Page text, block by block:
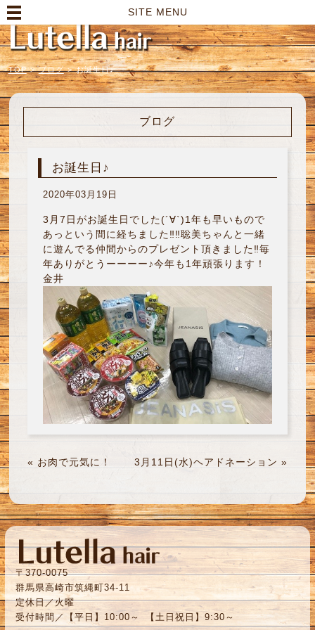
SITE MENU
TOP > ブログ > お誕生日♪
ブログ
お誕生日♪
2020年03月19日
3月7日がお誕生日でした(´∀`)1年も早いもので
あっという間に経ちました‼︎‼︎聡美ちゃんと一緒
に遊んでる仲間からのプレゼント頂きました‼︎毎
年ありがとうーーーー♪今年も1年頑張ります！
金井
« お肉で元気に！ 3月11日(水)ヘアドネーション »
〒370-0075
群馬県高崎市筑縄町34-11
定休日／火曜
受付時間／【平日】10:00～ 【土日祝日】9:30～